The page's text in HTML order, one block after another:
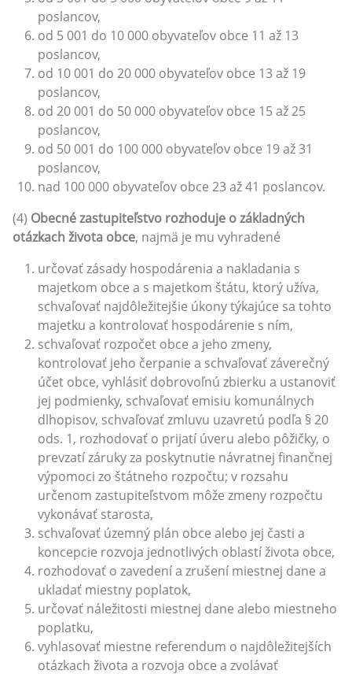
poslancov,
od 5 001 do 10 000 obyvateľov obce 11 až 13
poslancov,
od 10 001 do 20 000 obyvateľov obce 13 až 19
poslancov,
od 20 001 do 50 000 obyvateľov obce 15 až 25
poslancov,
od 50 001 do 100 000 obyvateľov obce 19 až 31
poslancov,
nad 100 000 obyvateľov obce 23 až 41 poslancov.
(4) Obecné zastupiteľstvo rozhoduje o základných
otázkach života obce, najmä je mu vyhradené
určovať zásady hospodárenia a nakladania s
majetkom obce a s majetkom štátu, ktorý užíva,
schvaľovať najdôležitejšie úkony týkajúce sa tohto
majetku a kontrolovať hospodárenie s ním,
schvaľovať rozpočet obce a jeho zmeny,
kontrolovať jeho čerpanie a schvaľovať záverečný
účet obce, vyhlásiť dobrovoľnú zbierku a ustanoviť
jej podmienky, schvaľovať emisiu komunálnych
dlhopisov, schvaľovať zmluvu uzavretú podľa § 20
ods. 1, rozhodovať o prijatí úveru alebo pôžičky, o
prevzatí záruky za poskytnutie návratnej finančnej
výpomoci zo štátneho rozpočtu; v rozsahu
určenom zastupiteľstvom môže zmeny rozpočtu
vykonávať starosta,
schvaľovať územný plán obce alebo jej časti a
koncepcie rozvoja jednotlivých oblastí života obce,
rozhodovať o zavedení a zrušení miestnej dane a
ukladať miestny poplatok,
určovať náležitosti miestnej dane alebo miestneho
poplatku,
vyhlasovať miestne referendum o najdôležitejších
otázkach života a rozvoja obce a zvolávať